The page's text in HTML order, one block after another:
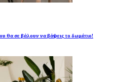
θα σε βάλουν να βάψεις το δωμάτιο!